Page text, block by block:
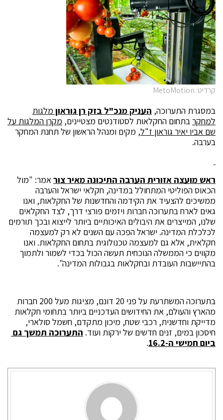
קרדיט: MetoMotion
במסגרת התערוכה, העניק מנכ"ל בזק רן גוראון מלגות
למחקרבתחום החקלאות לסטודנטים מצטיינים, מקרן המלגות על
שם אביו יאיר גוראון ז"ל, מקים ומנהל הראשון של תחנת המחקר
בערבה.
ראש מועצה אזורית הערבה התיכונה מאיר צוראמר: "מול
הכאוס הפוליטי המתחולל במדינה, חקלאי ישראל והערבה
ממשיכים להצעיד את הקידמה והחדשנות של החקלאות, ואנו
גאים לארח בתערוכה חברות ויזמים פורצי דרך, לצד החקלאים
שלנו, המייצרים את היבולים האיכותיים ביותר לייצוא ובכך תורמים
לכלכלת המדינה. ישראל הפכה עם השנים לא רק למעצמה
חקלאית, אלא גם למעצמה טכנולוגית בתחום החקלאות. ואנו
מקווים כי הממשלה הנוכחית תעשה הכול בכדי לשמור ולתמוך
בהתיישבות העובדת ובחקלאות בגבולות המדינה".
בתערוכה המשתרעת על פני 20 דונם, מציגות מעל 200 חברות
מהארץ והעולם, את החידושים העדכניים ביותר בתחומי חקלאות
מדייקת וחדשנית, רכבי שטח, מיכון מתקדם, חשמל סולארי,
חיסכון במים, זנים חדשים של ירקות ועוד. התערוכה תמשך גם
ביום חמישי ה-16.2
.